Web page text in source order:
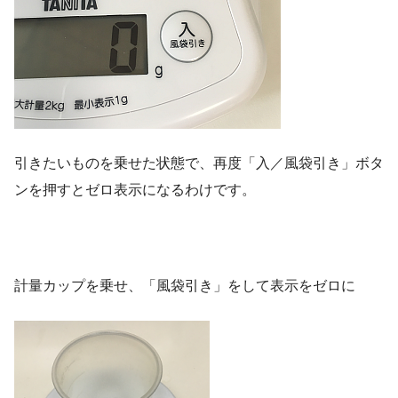
引きたいものを乗せた状態で、再度「入／風袋引き」ボタ
ンを押すとゼロ表示になるわけです。
計量カップを乗せ、「風袋引き」をして表示をゼロに